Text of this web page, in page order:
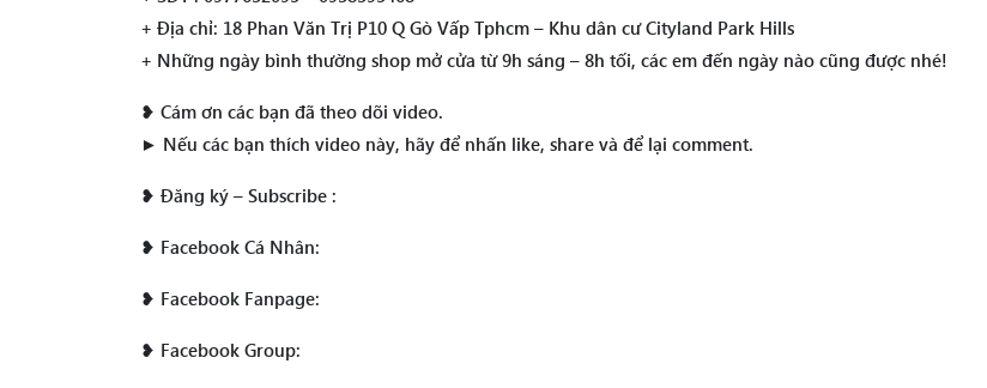
+ Địa chỉ: 18 Phan Văn Trị P10 Q Gò Vấp Tphcm – Khu dân cư Cityland Park Hills
+ Những ngày bình thường shop mở cửa từ 9h sáng – 8h tối, các em đến ngày nào cũng được nhé!
❥ Cám ơn các bạn đã theo dõi video.
► Nếu các bạn thích video này, hãy để nhấn like, share và để lại comment.
❥ Đăng ký – Subscribe :
❥ Facebook Cá Nhân:
❥ Facebook Fanpage:
❥ Facebook Group: